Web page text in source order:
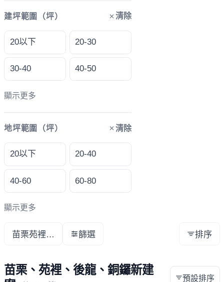
建坪範圍（坪） 清除
20以下 20-30
30-40 40-50
顯示更多
地坪範圍（坪） 清除
20以下 20-40
40-60 60-80
顯示更多
苗栗苑裡後龍銅鑼篩選 排序
苗栗、苑裡、後龍、銅鑼新建
預設排序